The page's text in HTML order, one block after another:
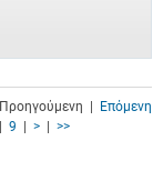
Προηγούμενη | Επόμενη
9 >| >>